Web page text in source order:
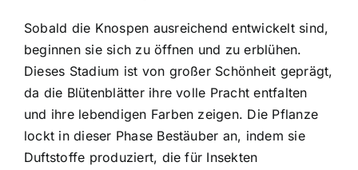
Sobald die Knospen ausreichend entwickelt sind,
beginnen sie sich zu öffnen und zu erblühen.
Dieses Stadium ist von großer Schönheit geprägt,
da die Blütenblätter ihre volle Pracht entfalten
und ihre lebendigen Farben zeigen. Die Pflanze
lockt in dieser Phase Bestäuber an, indem sie
Duftstoffe produziert, die für Insekten